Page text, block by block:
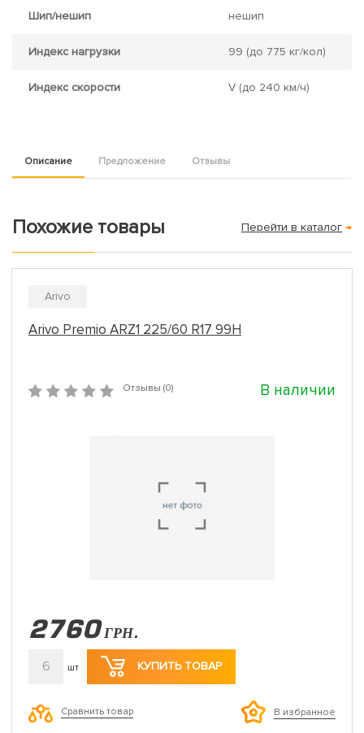
Шип/нешип нешип
Индекс нагрузки 99 (до 775 кг/кол)
Индекс скорости V (до 240 км/ч)
Описание Предложение Отзывы
Похожие товары Перейти в каталог →
Arivo
Arivo Premio ARZ1 225/60 R17 99H
Отзывы (0) В наличии
2760 ГРН.
6 шт КУПИТЬ ТОВАР
Сравнить товар В избранное